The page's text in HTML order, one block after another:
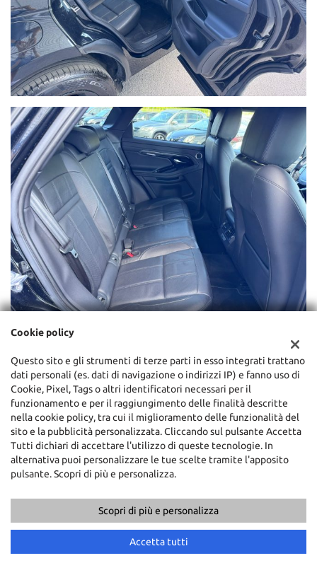
Cookie policy
Questo sito e gli strumenti di terze parti in esso integrati trattano
dati personali (es. dati di navigazione o indirizzi IP) e fanno uso di
Cookie, Pixel, Tags o altri identificatori necessari per il
funzionamento e per il raggiungimento delle finalità descritte
nella cookie policy, tra cui il miglioramento delle funzionalità del
sito e la pubblicità personalizzata. Cliccando sul pulsante Accetta
Tutti dichiari di accettare l'utilizzo di queste tecnologie. In
alternativa puoi personalizzare le tue scelte tramite l'apposito
pulsante. Scopri di più e personalizza.
Scopri di più e personalizza
Accetta tutti